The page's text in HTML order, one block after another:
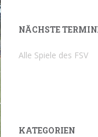
NÄCHSTE
Alle Spiele des FSV
KATEGORIEN